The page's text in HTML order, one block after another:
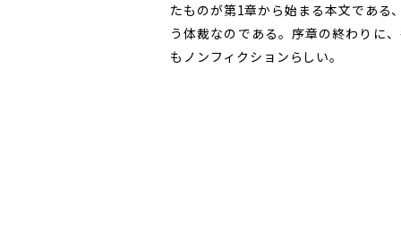
たものが第1章から始まる本文である
う体裁なのである。序章の終わりに
もノンフィクションらしい。